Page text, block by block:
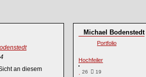
an diesem
Michael Bodenstedt
Portfolio
Hochfeiler
26 19